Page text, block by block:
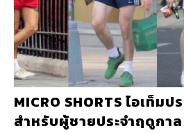
MICRO SHORTS ไอเท็ม
สำหรับผู้ชายประจำฤดูกาล